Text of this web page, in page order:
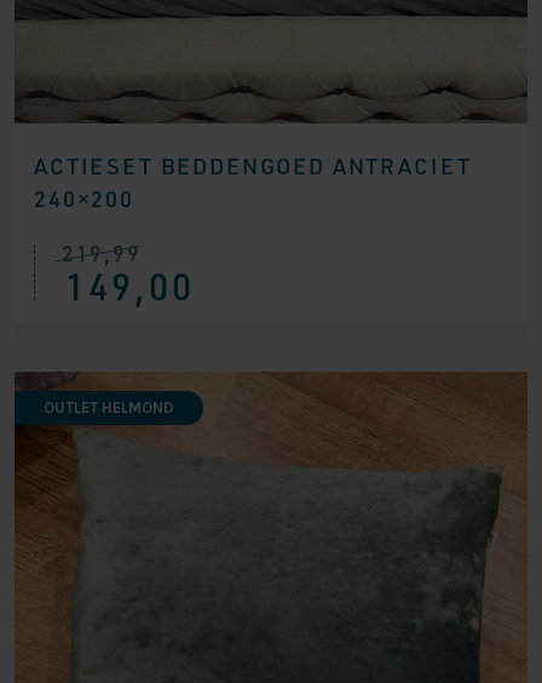
ACTIESET BEDDENGOED ANTRACIET
240×200
219,99
Oorspronkelijke
prijs
was:149,00
Huidige
prijs
OUTLET HELMOND